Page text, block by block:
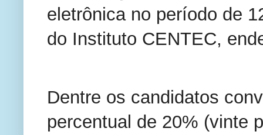
eletrônica no período de
do Instituto CENTEC,
Dentre os candidatos
percentual de 20% (vinte